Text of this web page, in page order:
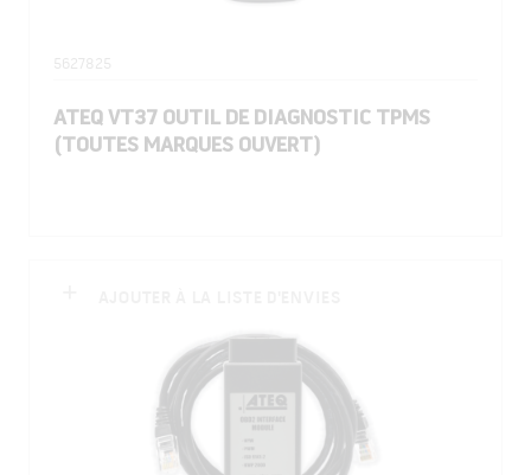
5627825
ATEQ VT37 OUTIL DE DIAGNOSTIC TPMS
(TOUTES MARQUES OUVERT)